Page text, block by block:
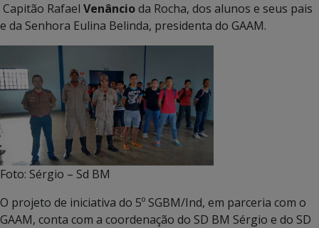
Capitão Rafael Venâncioda Rocha, dos alunos e seus pais
e da Senhora Eulina Belinda, presidenta do GAAM.
Foto: Sérgio – Sd BM
O projeto de iniciativa do 5º SGBM/Ind, em parceria com o
GAAM, conta com a coordenação do SD BM Sérgio e do SD